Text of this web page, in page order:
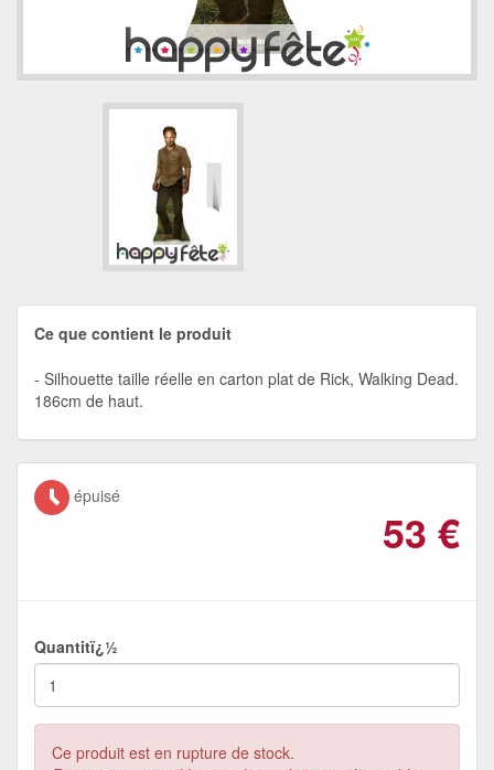
Ce que contient le produit
Silhouette taille réelle en carton plat de Rick, Walking Dead.
186cm de haut.
épuisé
53 €
Quantitï¿½
Ce produit est en rupture de stock.